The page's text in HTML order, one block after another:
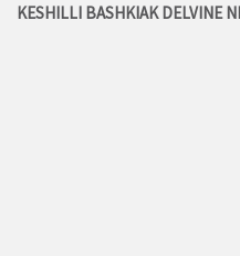
KESHILLI BASHKIAK DELVINE